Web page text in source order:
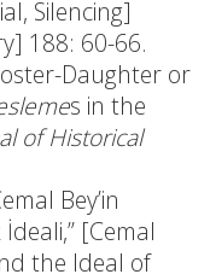
Silencing]
188: 60-66.
Daughter or
s in the
of Historical
Bey’in
[Cemal
the Ideal of